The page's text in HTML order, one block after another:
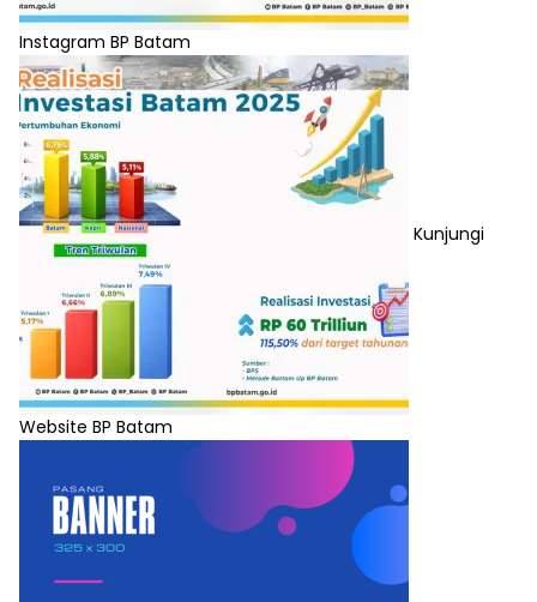
Instagram BP Batam
Kunjungi
Website BP Batam